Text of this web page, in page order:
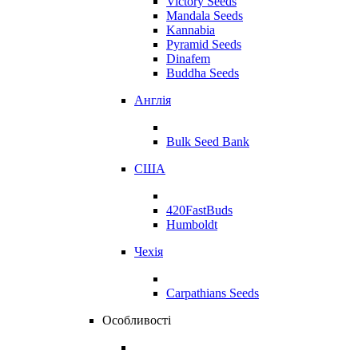
Mandala Seeds
Kannabia
Pyramid Seeds
Dinafem
Buddha Seeds
Англія
Bulk Seed Bank
США
420FastBuds
Humboldt
Чехія
Carpathians Seeds
Особливості